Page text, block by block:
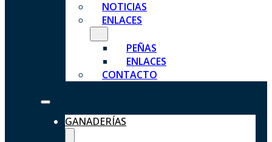
NOTICIAS
ENLACES
PEÑAS
ENLACES
CONTACTO
GANADERÍAS